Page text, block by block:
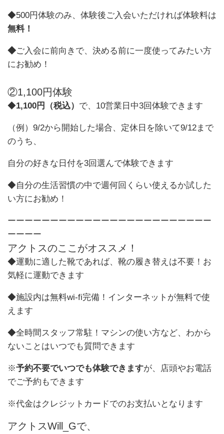
◆500円体験のみ、体験後ご入会いただければ体験料は
無料！
◆ご入会に前向きで、決める前に一度使ってみたい方
にお勧め！
②1,100円体験
◆1,100円（税込） で、10営業日中3回体験できます
（例）9/2から開始した場合、定休日を除いて9/12まで
のうち、
自分の好きな日付を3回選んで体験できます
◆自分の生活習慣の中で週何回くらい使えるか試した
い方にお勧め！
ーーーーーーーーーーーーーーーーーーーーーーーー
ーーーー
アクトスのここがオススメ！
◆運動に適した靴であれば、靴の履き替えは不要！お
気軽に運動できます
◆施設内は無料wi-fi完備！インターネットが無料で使
えます
◆全時間スタッフ常駐！マシンの使い方など、わから
ないことはいつでも質問できます
※予約不要でいつでも体験できますが、店頭やお電話
でご予約もできます
※代金はクレジットカードでのお支払いとなります
アクトスWill_Gで、